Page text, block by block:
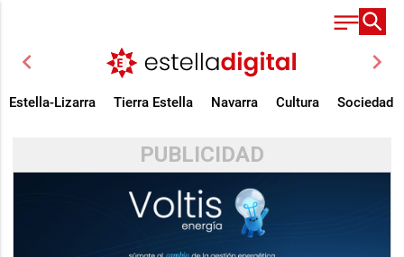
chevron_left chevron_right
Estella-Lizarra Tierra Estella Navarra Cultura Sociedad
PUBLICIDAD